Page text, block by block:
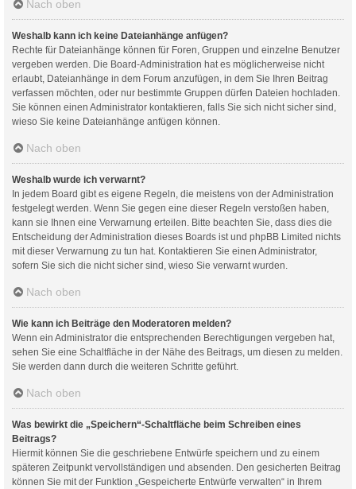
Nach oben
Weshalb kann ich keine Dateianhänge anfügen?
Rechte für Dateianhänge können für Foren, Gruppen und einzelne Benutzer
vergeben werden. Die Board-Administration hat es möglicherweise nicht
erlaubt, Dateianhänge in dem Forum anzufügen, in dem Sie Ihren Beitrag
verfassen möchten, oder nur bestimmte Gruppen dürfen Dateien hochladen.
Sie können einen Administrator kontaktieren, falls Sie sich nicht sicher sind,
wieso Sie keine Dateianhänge anfügen können.
Nach oben
Weshalb wurde ich verwarnt?
In jedem Board gibt es eigene Regeln, die meistens von der Administration
festgelegt werden. Wenn Sie gegen eine dieser Regeln verstoßen haben,
kann sie Ihnen eine Verwarnung erteilen. Bitte beachten Sie, dass dies die
Entscheidung der Administration dieses Boards ist und phpBB Limited nichts
mit dieser Verwarnung zu tun hat. Kontaktieren Sie einen Administrator,
sofern Sie sich die nicht sicher sind, wieso Sie verwarnt wurden.
Nach oben
Wie kann ich Beiträge den Moderatoren melden?
Wenn ein Administrator die entsprechenden Berechtigungen vergeben hat,
sehen Sie eine Schaltfläche in der Nähe des Beitrags, um diesen zu melden.
Sie werden dann durch die weiteren Schritte geführt.
Nach oben
Was bewirkt die „Speichern“-Schaltfläche beim Schreiben eines
Beitrags?
Hiermit können Sie die geschriebene Entwürfe speichern und zu einem
späteren Zeitpunkt vervollständigen und absenden. Den gesicherten Beitrag
können Sie mit der Funktion „Gespeicherte Entwürfe verwalten“ in Ihrem